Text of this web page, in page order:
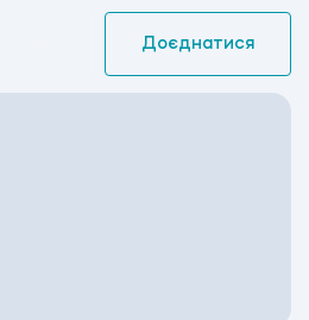
Доєднатися